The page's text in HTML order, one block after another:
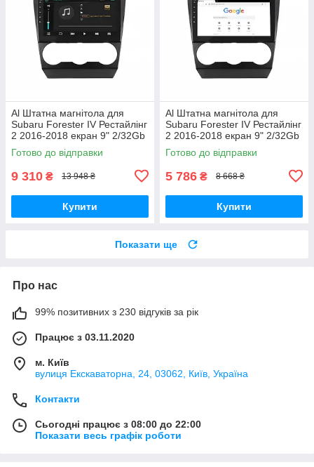
Al Штатна магнітола для
Subaru Forester IV Рестайлінг
2 2016-2018 екран 9" 2/32Gb
4G Wi-Fi GPS Top Android
Готово до відправки
9 310 ₴ 13 948 ₴
Купити
Al Штатна магнітола для
Subaru Forester IV Рестайлінг
2 2016-2018 екран 9" 2/32Gb
Wi-Fi GPS Base Android
Готово до відправки
5 786 ₴ 8 668 ₴
Купити
Показати ще
Про нас
99% позитивних з 230 відгуків за рік
Працює з 03.11.2020
м. Київ
вулиця Екскаваторна, 24, 03062, Київ, Україна
Контакти
Сьогодні працює з 08:00 до 22:00
Показати весь графік роботи